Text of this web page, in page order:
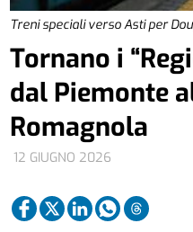
Treni speciali verso Asti per
12 GIUGNO 2026
Tornano i
dal Piemonte
Romagnola